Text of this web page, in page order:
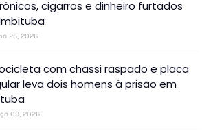
cigarros e dinheiro furtados
25, 2026
com chassi raspado e placa
leva dois homens à prisão em
09, 2026